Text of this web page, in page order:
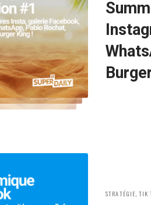
POSTED
STRATÉGIE TIK